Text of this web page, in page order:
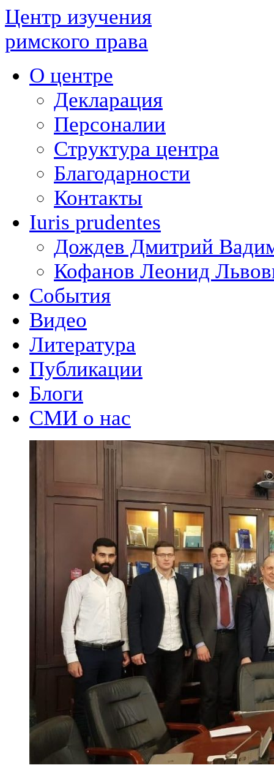
Центр изучения
римского права
О центре
Декларация
Персоналии
Структура центра
Благодарности
Контакты
Iuris prudentes
Дождев Дмитрий
Кофанов Леонид
События
Видео
Литература
Публикации
Блоги
СМИ о нас